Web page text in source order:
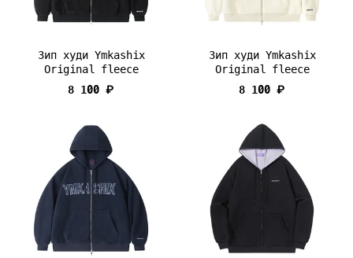
Зип худи Ymkashix
Original fleece
8 100 ₽
Зип худи Ymkashix
Original fleece
8 100 ₽